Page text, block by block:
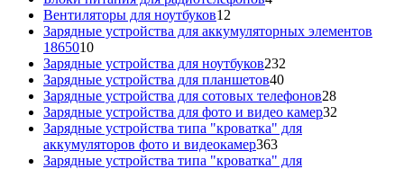
Вентиляторы для ноутбуков12
товаров
Зарядные устройства для аккумуляторных элементов
186501010
товаров
Зарядные устройства для ноутбуков232
Зарядные устройства для планшетов4040
товаров
Зарядные устройства для сотовых телефонов2828
товаров
Зарядные устройства для фото и видео камер32
Зарядные устройства типа "кроватка" для
аккумуляторов фото и видеокамер363363
товара
Зарядные устройства типа "кроватка" для